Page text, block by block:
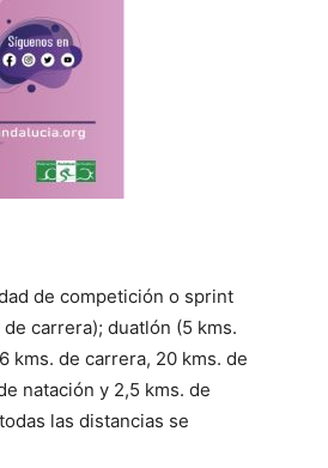
de competición o sprint
carrera); duatlón (5 kms.
kms. de carrera, 20 kms. de
natación y 2,5 kms. de
las distancias se